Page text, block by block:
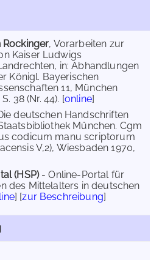
, Vorarbeiten zur
Kaiser Ludwigs
in: Abhandlungen
Königl. Bayerischen
11, München
38 (Nr. 44). [online]
deutschen Handschriften
München. Cgm
codicum manu scriptorum
V,2), Wiesbaden 1970,
(HSP)- Online-Portal für
des Mittelalters in deutschen
] [zur Beschreibung]